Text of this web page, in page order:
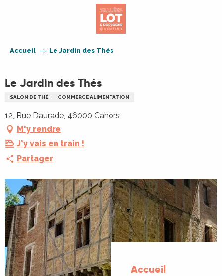
Accueil
Accueil Le Jardin des Thés
Le Jardin des Thés
SALON DE THÉ COMMERCE ALIMENTATION
12, Rue Daurade, 46000 Cahors
M'y rendre
J'y vais en train !
Partager